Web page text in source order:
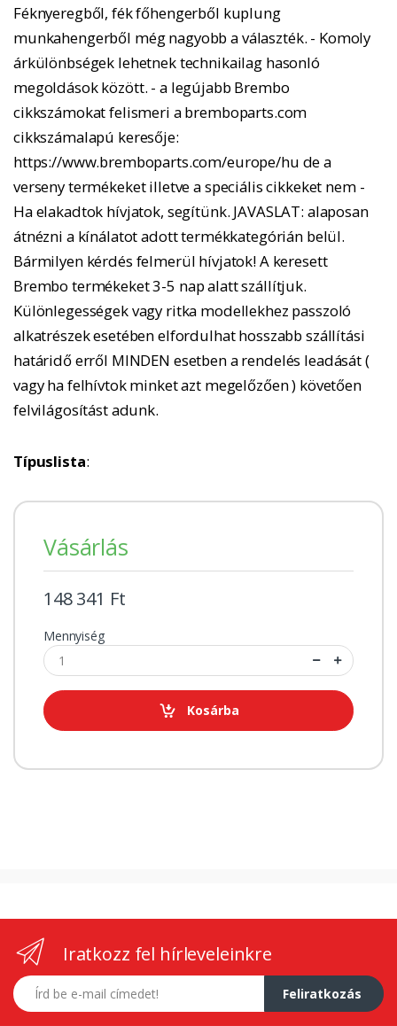
Féknyeregből, fék főhengerből kuplung
munkahengerből még nagyobb a választék. - Komoly
árkülönbségek lehetnek technikailag hasonló
megoldások között. - a legújabb Brembo
cikkszámokat felismeri a bremboparts.com
cikkszámalapú keresője:
https://www.bremboparts.com/europe/hu de a
verseny termékeket illetve a speciális cikkeket nem -
Ha elakadtok hívjatok, segítünk. JAVASLAT: alaposan
átnézni a kínálatot adott termékkategórián belül.
Bármilyen kérdés felmerül hívjatok! A keresett
Brembo termékeket 3-5 nap alatt szállítjuk.
Különlegességek vagy ritka modellekhez passzoló
alkatrészek esetében elfordulhat hosszabb szállítási
határidő erről MINDEN esetben a rendelés leadását (
vagy ha felhívtok minket azt megelőzően ) követően
felvilágosítást adunk.
Típuslista:
Vásárlás
148 341 Ft
Mennyiség
Kosárba
Iratkozz fel hírleveleinkre
E-mail címed
Feliratkozás